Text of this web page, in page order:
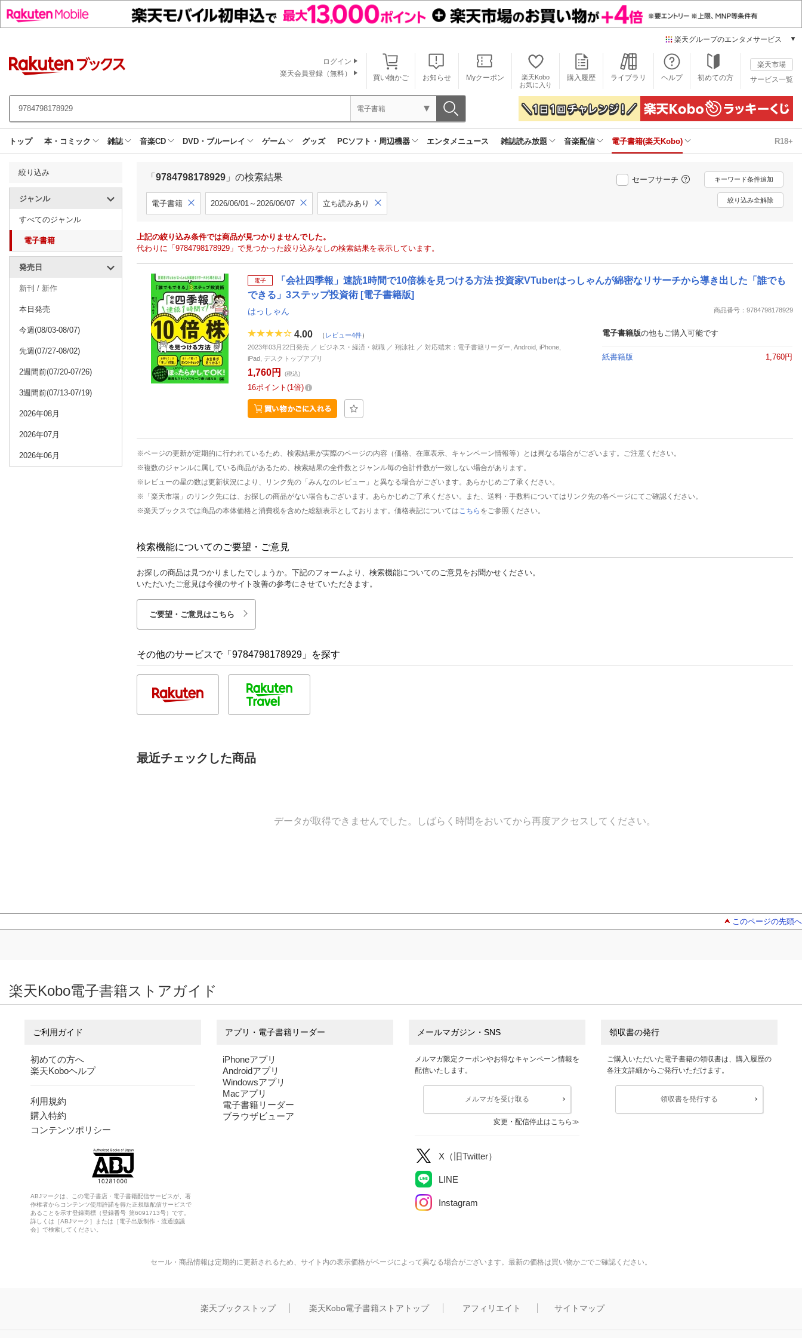
楽天グループのエンタメサービス
本/ゲーム/CD/DVD
楽天ブックス
電子書籍
楽天Kobo
雑誌読み放題
楽天ミュージック
動画配信
楽天TV
動画配信ガイド
エンタメニュース
買い物かご お知らせ Myクーポン
楽天Kobo
お気に入り
購入履歴 ライブラリ ヘルプ 初めての方
楽天市場
サービス一覧
ログイン
楽天会員登録（無料）
電子書籍
トップ 本・コミック 雑誌 音楽CD DVD・ブルーレイ ゲーム グッズ PCソフト・周辺機器 エンタメニュース 雑誌読み放題 音楽配信 電子書籍(楽天Kobo) R18+
絞り込み
ジャンル
すべてのジャンル
電子書籍
発売日
新刊 / 新作
本日発売
今週(08/03-08/07)
先週(07/27-08/02)
2週間前(07/20-07/26)
3週間前(07/13-07/19)
2026年08月
2026年07月
2026年06月
「 9784798178929 」の検索結果 セーフサーチ キーワード条件追加
電子書籍 2026/06/01～2026/06/07 立ち読みあり 絞り込み全解除
上記の絞り込み条件では商品が見つかりませんでした。
代わりに「9784798178929」で見つかった絞り込みなしの検索結果を表示しています。
電子
「会社四季報」速読1時間で10倍株を見つける方法 投資家VTuberはっしゃんが綿密なリサーチから導き出した「誰でも
できる」3ステップ投資術 [電子書籍版]
はっしゃん 商品番号：9784798178929
4.00 （ レビュー4件）
2023年03月22日発売 ／ ビジネス・経済・就職 ／ 翔泳社 ／ 対応端末：電子書籍リーダー, Android, iPhone,
iPad, デスクトップアプリ
1,760円 (税込)
16ポイント 1倍
電子書籍版の他もご購入可能です
紙書籍版 1,760円
※ページの更新が定期的に行われているため、検索結果が実際のページの内容（価格、在庫表示、キャンペーン情報等）とは異なる場合がございます。ご注意ください。
※複数のジャンルに属している商品があるため、検索結果の全件数とジャンル毎の合計件数が一致しない場合があります。
※レビューの星の数は更新状況により、リンク先の「みんなのレビュー」と異なる場合がございます。あらかじめご了承ください。
※「楽天市場」のリンク先には、お探しの商品がない場合もございます。あらかじめご了承ください。また、送料・手数料についてはリンク先の各ページにてご確認ください。
※楽天ブックスでは商品の本体価格と消費税を含めた総額表示としております。価格表記については こちら をご参照ください。
検索機能についてのご要望・ご意見
お探しの商品は見つかりましたでしょうか。下記のフォームより、検索機能についてのご意見をお聞かせください。
いただいたご意見は今後のサイト改善の参考にさせていただきます。
ご要望・ご意見はこちら
その他のサービスで「9784798178929」を探す
最近チェックした商品
データが取得できませんでした。しばらく時間をおいてから再度アクセスしてください。
このページの先頭へ
楽天Kobo電子書籍ストアガイド
ご利用ガイド
初めての方へ
楽天Koboヘルプ
利用規約
購入特約
コンテンツポリシー
ABJマークは、この電子書店・電子書籍配信サービスが、著
作権者からコンテンツ使用許諾を得た正規版配信サービスで
あることを示す登録商標（登録番号 第6091713号）です。
詳しくは［ABJマーク］または［電子出版制作・流通協議
会］で検索してください。
アプリ・電子書籍リーダー
iPhoneアプリ
Androidアプリ
Windowsアプリ
Macアプリ
電子書籍リーダー
ブラウザビューア
メールマガジン・SNS
メルマガ限定クーポンやお得なキャンペーン情報を
配信いたします。
メルマガを受け取る
変更・配信停止はこちら
X（旧Twitter）
LINE
Instagram
領収書の発行
ご購入いただいた電子書籍の領収書は、購入履歴の
各注文詳細からご発行いただけます。
領収書を発行する
セール・商品情報は定期的に更新されるため、サイト内の表示価格がページによって異なる場合がございます。最新の価格は買い物かごでご確認ください。
楽天ブックストップ 楽天Kobo電子書籍ストアトップ アフィリエイト サイトマップ